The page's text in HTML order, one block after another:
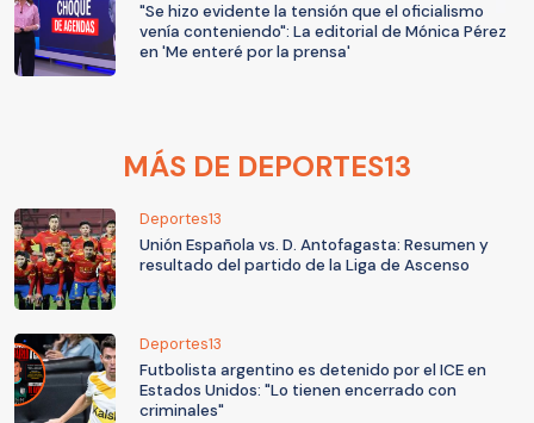
"Se hizo evidente la tensión que el oficialismo
venía conteniendo": La editorial de Mónica Pérez
en 'Me enteré por la prensa'
MÁS DE DEPORTES13
Deportes13
Unión Española vs. D. Antofagasta: Resumen y
resultado del partido de la Liga de Ascenso
Deportes13
Futbolista argentino es detenido por el ICE en
Estados Unidos: "Lo tienen encerrado con
criminales"